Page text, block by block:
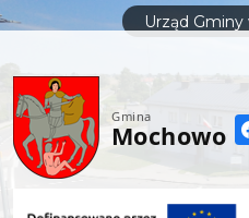
treści
Urząd
Gmina
Mochowo